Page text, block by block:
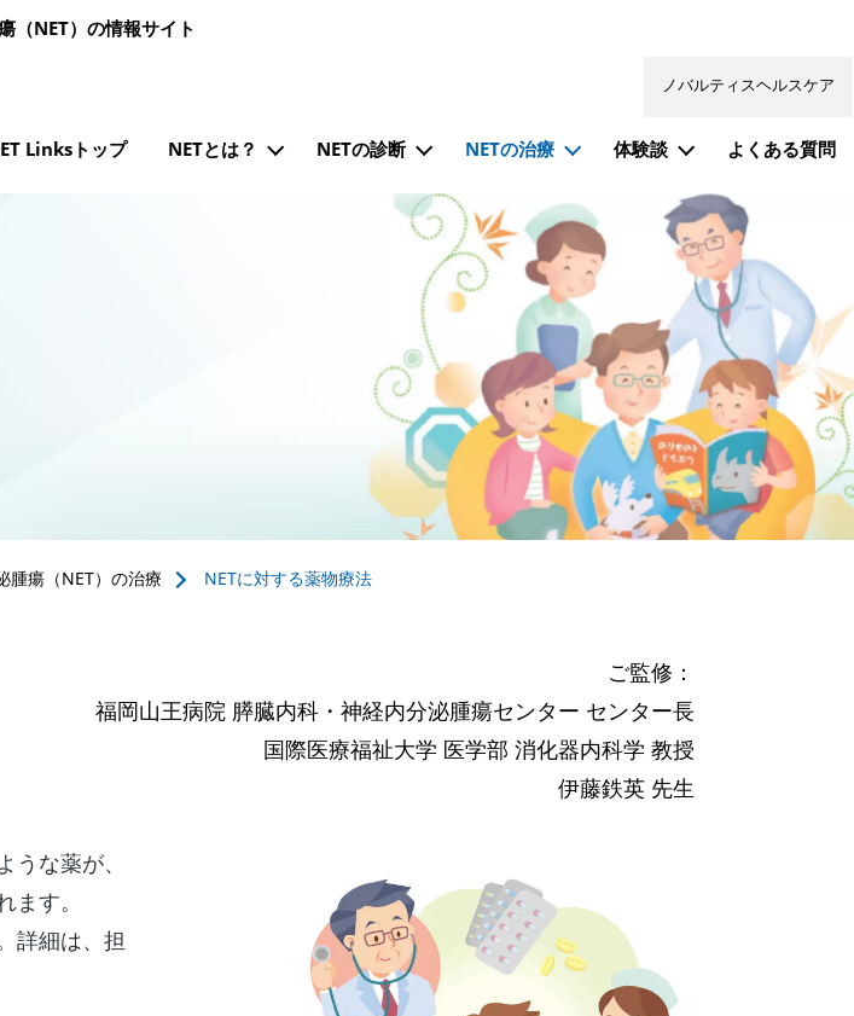
メインコンテンツに移動
（NET）の情報サイト
ノバルティスヘルスケア
Linksトップ NETとは？ NETの診断 NETの治療 体験談 よくある質問
腫瘍（NET）の治療 NETに対する薬物療法
ご監修：
福岡山王病院 膵臓内科・神経内分泌腫瘍センター センター長
国際医療福祉大学 医学部 消化器内科学 教授
伊藤鉄英 先生
な薬が、
す。
詳細は、担